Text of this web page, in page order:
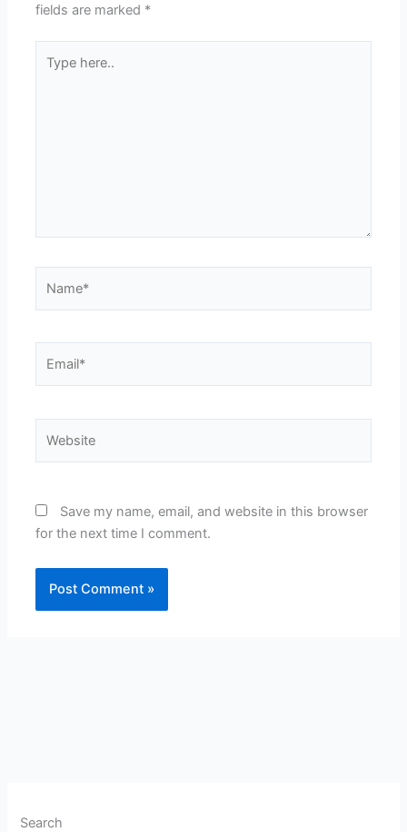
fields are marked *
here..
Save my name, email, and website in this browser
for the next time I comment.
Search